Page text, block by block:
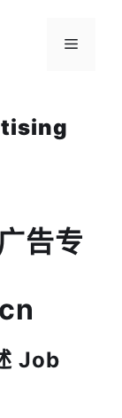
菜
告专
Job